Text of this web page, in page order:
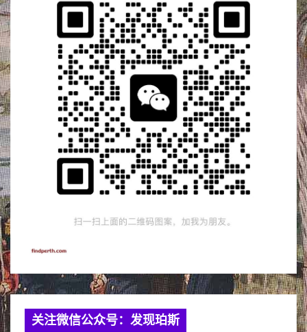
关注微信公众号：发现珀斯